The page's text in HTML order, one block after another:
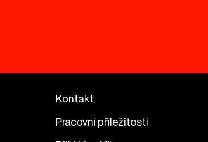
Kontakt
Pracovní příležitosti